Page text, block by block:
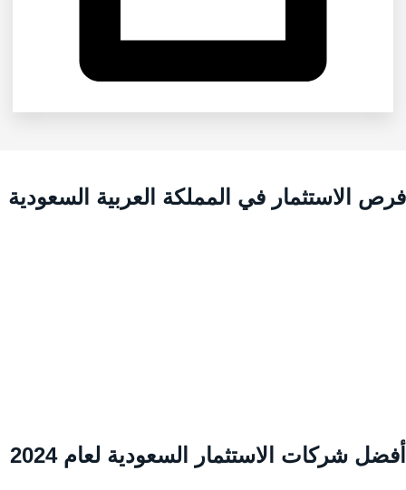
الاستثمار في المملكة العربية السعودية
شركات الاستثمار السعودية لعام 2024